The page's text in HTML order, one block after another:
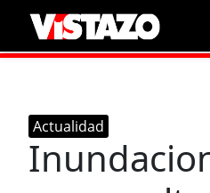
Actualidad